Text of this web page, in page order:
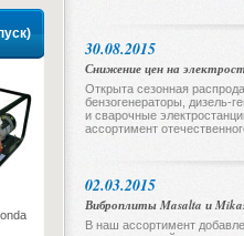
30.08.2015
Снижение цен на
Открыта сезонная
бензогенераторы, дизель-
и сварочные
ассортимент
02.03.2015
Виброплиты Masalta и
В наш ассортимент